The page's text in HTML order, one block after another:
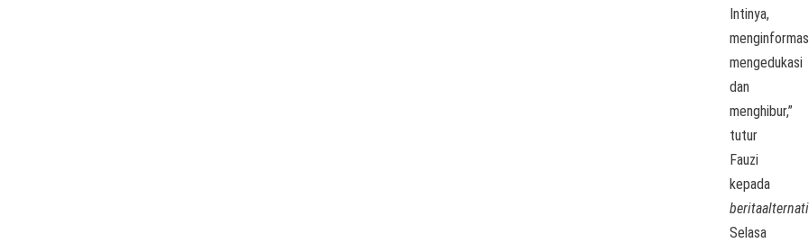
Intinya,
mengedukasi
dan
menghibur,”
tutur
Fauzi
kepada
Selasa